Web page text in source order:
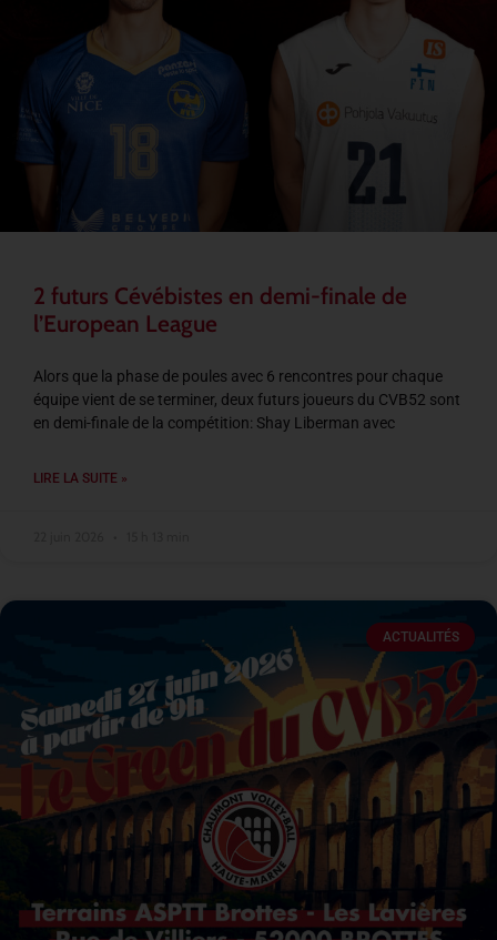
2 futurs Cévébistes en demi-finale de
l’European League
Alors que la phase de poules avec 6 rencontres pour chaque
équipe vient de se terminer, deux futurs joueurs du CVB52 sont
en demi-finale de la compétition: Shay Liberman avec
LIRE LA SUITE »
ACTUALITÉS